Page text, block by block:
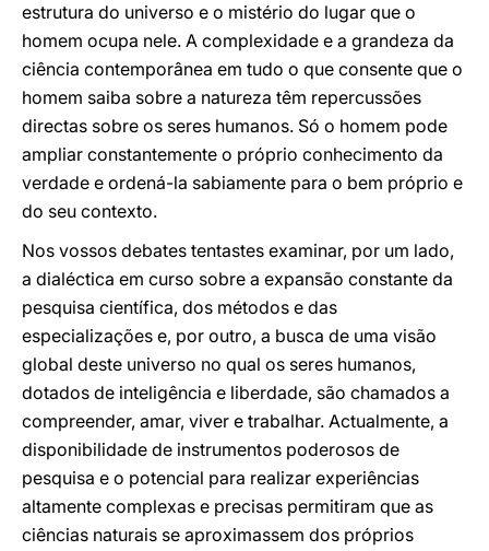
estrutura do universo e o mistério do lugar que o
homem ocupa nele. A complexidade e a grandeza da
ciência contemporânea em tudo o que consente que o
homem saiba sobre a natureza têm repercussões
directas sobre os seres humanos. Só o homem pode
ampliar constantemente o próprio conhecimento da
verdade e ordená-la sabiamente para o bem próprio e
do seu contexto.
Nos vossos debates tentastes examinar, por um lado,
a dialéctica em curso sobre a expansão constante da
pesquisa científica, dos métodos e das
especializações e, por outro, a busca de uma visão
global deste universo no qual os seres humanos,
dotados de inteligência e liberdade, são chamados a
compreender, amar, viver e trabalhar. Actualmente, a
disponibilidade de instrumentos poderosos de
pesquisa e o potencial para realizar experiências
altamente complexas e precisas permitiram que as
ciências naturais se aproximassem dos próprios